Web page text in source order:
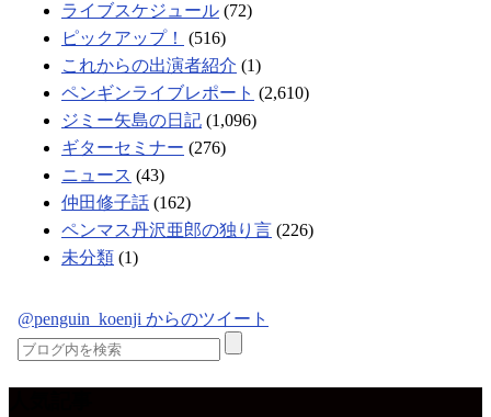
ライブスケジュール (72)
ピックアップ！
(516)
これからの出演者紹介 (1)
ペンギンライブレポート (2,610)
ジミー矢島の日記 (1,096)
ギターセミナー (276)
ニュース (43)
仲田修子話 (162)
ペンマス丹沢亜郎の独り言 (226)
未分類 (1)
@penguin_koenji からのツイート